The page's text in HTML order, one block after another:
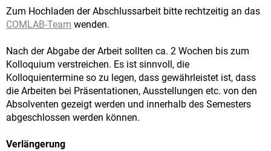
Zum Hochladen der Abschlussarbeit bitte rechtzeitig an das
COMLAB-Team wenden.
Nach der Abgabe der Arbeit sollten ca. 2 Wochen bis zum
Kolloquium verstreichen. Es ist sinnvoll, die
Kolloquientermine so zu legen, dass gewährleistet ist, dass
die Arbeiten bei Präsentationen, Ausstellungen etc. von den
Absolventen gezeigt werden und innerhalb des Semesters
abgeschlossen werden können.
Verlängerung